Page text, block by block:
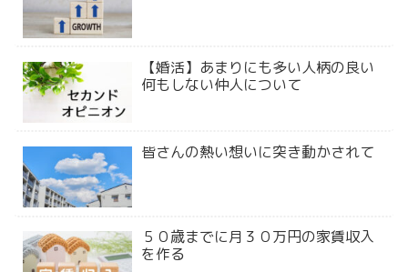
【婚活】あまりにも多い人柄の良い
何もしない仲人について
皆さんの熱い想いに突き動かされて
５０歳までに月３０万円の家賃収入
を作る